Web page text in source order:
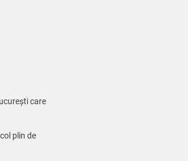
care
plin de